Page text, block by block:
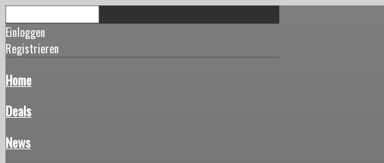
Einloggen
Registrieren
Home
Deals
News